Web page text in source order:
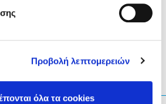
Προβολή λεπτομερειών
όλα τα cookies
LinkedIn